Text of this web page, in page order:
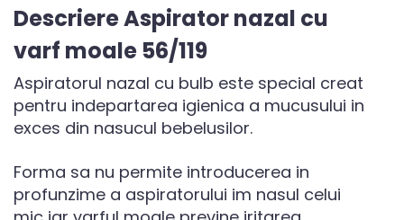
Descriere Aspirator nazal cu
varf moale 56/119
Aspiratorul nazal cu bulb este special creat
pentru indepartarea igienica a mucusului in
exces din nasucul bebelusilor.
Forma sa nu permite introducerea in
profunzime a aspiratorului im nasul celui